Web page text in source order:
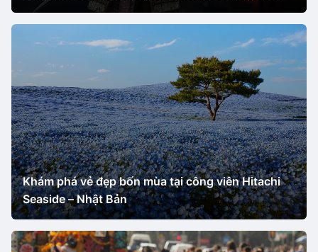
Khám phá vẻ đẹp bốn mùa tại công viên Hitachi
Seaside – Nhật Bản